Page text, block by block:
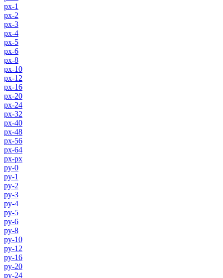
px-1
px-2
px-3
px-4
px-5
px-6
px-8
px-10
px-12
px-16
px-20
px-24
px-32
px-40
px-48
px-56
px-64
px-px
py-0
py-1
py-2
py-3
py-4
py-5
py-6
py-8
py-10
py-12
py-16
py-20
py-24